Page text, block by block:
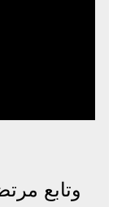
وتابع